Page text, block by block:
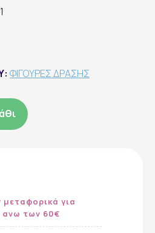
ΦΙΓΟΥΡΕΣ ΔΡΑΣΗΣ
για
ανω των 60€